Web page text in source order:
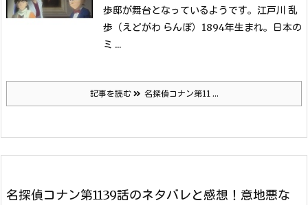
歩邸が舞台となっているようです。 江戸川 乱
歩（えどがわ らんぽ）1894年生まれ。日本の
ミ ...
記事を読む 名探偵コナン第11 ...
名探偵コナン第1139話のネタバレと感想！意地悪な